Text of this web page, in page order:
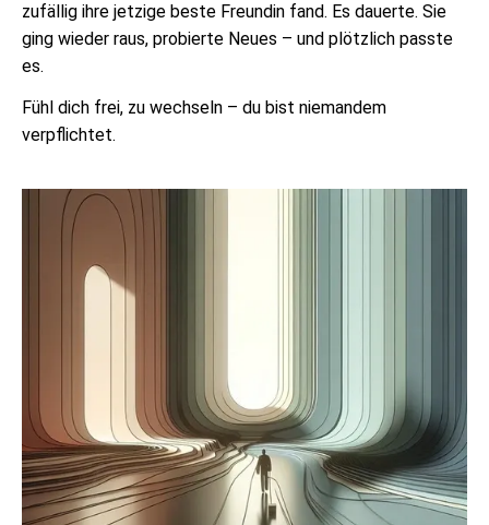
zufällig ihre jetzige beste Freundin fand. Es dauerte. Sie
ging wieder raus, probierte Neues – und plötzlich passte
es.
Fühl dich frei, zu wechseln – du bist niemandem
verpflichtet.